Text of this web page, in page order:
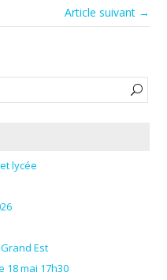
Article suivant →
lycée
Est
18 mai 17h30